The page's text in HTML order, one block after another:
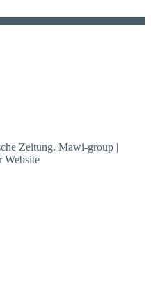
Zeitung. Mawi-group |
Website